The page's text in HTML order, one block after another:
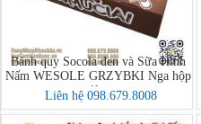
Bánh quy Socola đen và Sữa Hình
Nấm WESOLE GRZYBKI Nga hộp
1kg
Liên hệ 098.679.8008